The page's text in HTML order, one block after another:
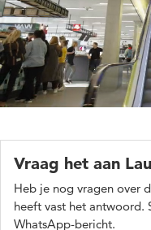
Vraag het aan
Heb je nog vragen over
heeft vast het antwoord.
WhatsApp-bericht.